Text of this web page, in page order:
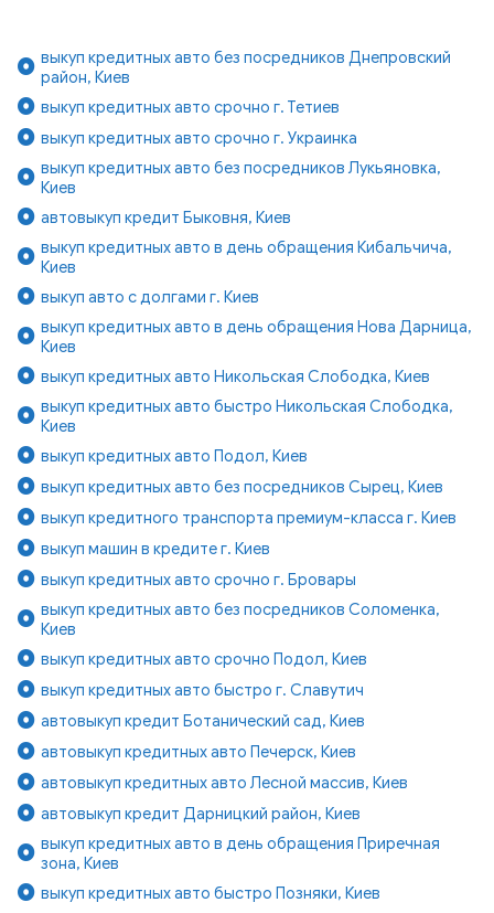
выкуп кредитных авто без посредников Днепровский
район, Киев
выкуп кредитных авто срочно г. Тетиев
выкуп кредитных авто срочно г. Украинка
выкуп кредитных авто без посредников Лукьяновка,
Киев
автовыкуп кредит Быковня, Киев
выкуп кредитных авто в день обращения Кибальчича,
Киев
выкуп авто с долгами г. Киев
выкуп кредитных авто в день обращения Нова Дарница,
Киев
выкуп кредитных авто Никольская Слободка, Киев
выкуп кредитных авто быстро Никольская Слободка,
Киев
выкуп кредитных авто Подол, Киев
выкуп кредитных авто без посредников Сырец, Киев
выкуп кредитного транспорта премиум-класса г. Киев
выкуп машин в кредите г. Киев
выкуп кредитных авто срочно г. Бровары
выкуп кредитных авто без посредников Соломенка,
Киев
выкуп кредитных авто срочно Подол, Киев
выкуп кредитных авто быстро г. Славутич
автовыкуп кредит Ботанический сад, Киев
автовыкуп кредитных авто Печерск, Киев
автовыкуп кредитных авто Лесной массив, Киев
автовыкуп кредит Дарницкий район, Киев
выкуп кредитных авто в день обращения Приречная
зона, Киев
выкуп кредитных авто быстро Позняки, Киев